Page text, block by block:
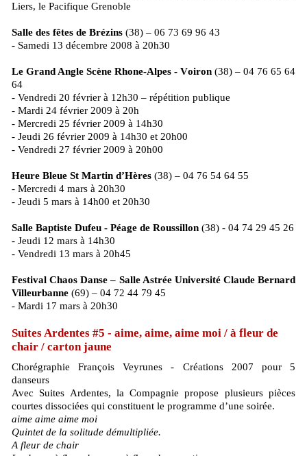
Liers, le Pacifique Grenoble
Salle des fêtes de Brézins (38) – 06 73 69 96 43
- Samedi 13 décembre 2008 à 20h30
Le Grand Angle Scène Rhone-Alpes - Voiron(38) – 04 76 65 64
64
- Vendredi 20 février à 12h30 – répétition publique
- Mardi 24 février 2009 à 20h
- Mercredi 25 février 2009 à 14h30
- Jeudi 26 février 2009 à 14h30 et 20h00
- Vendredi 27 février 2009 à 20h00
Heure Bleue St Martin d’Hères (38) – 04 76 54 64 55
- Mercredi 4 mars à 20h30
- Jeudi 5 mars à 14h00 et 20h30
Salle Baptiste Dufeu - Péage de Roussillon (38) - 04 74 29 45 26
- Jeudi 12 mars à 14h30
- Vendredi 13 mars à 20h45
Festival Chaos Danse – Salle Astrée Université Claude Bernard
Villeurbanne (69) – 04 72 44 79 45
- Mardi 17 mars à 20h30
Suites Ardentes #5 - aime, aime, aime moi / à fleur de
chair / carton jaune
Chorégraphie François Veyrunes - Créations 2007 pour 5
danseurs
Avec Suites Ardentes, la Compagnie propose plusieurs pièces
courtes dissociées qui constituent le programme d’une soirée.
aime aime aime moi
Quintet de la solitude démultipliée.
A fleur de chair